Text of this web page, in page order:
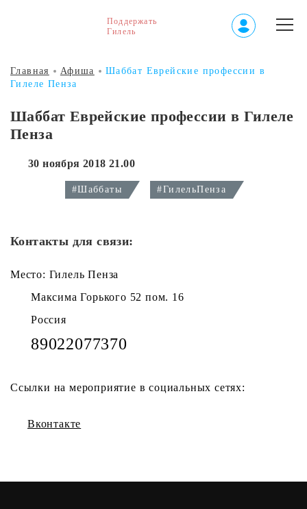
Поддержать
Гилель
Главная Афиша
Шаббат Еврейские профессии в
Гилеле Пенза
Шаббат Еврейские профессии в Гилеле
Пенза
30 ноября 2018 21.00
#Шаббаты #ГилельПенза
Контакты для связи:
Место: Гилель Пенза
Максима Горького 52 пом. 16
Россия
89022077370
Ссылки на мероприятие в социальных сетях:
Вконтакте